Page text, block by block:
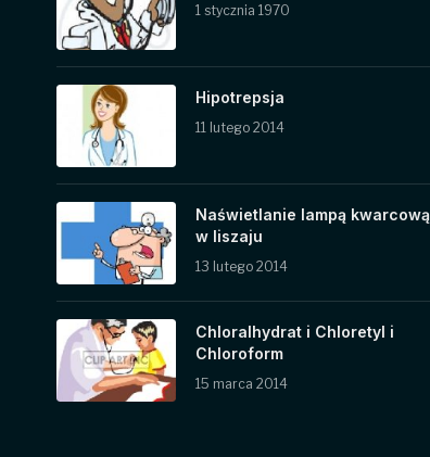
1 stycznia 1970
Hipotrepsja
11 lutego 2014
Naświetlanie lampą kwarcową
w liszaju
13 lutego 2014
Chloralhydrat i Chloretyl i
Chloroform
15 marca 2014